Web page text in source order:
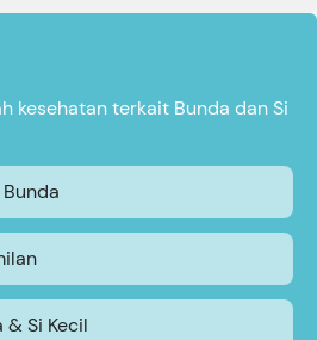
kesehatan terkait Bunda dan Si
& Si Kecil